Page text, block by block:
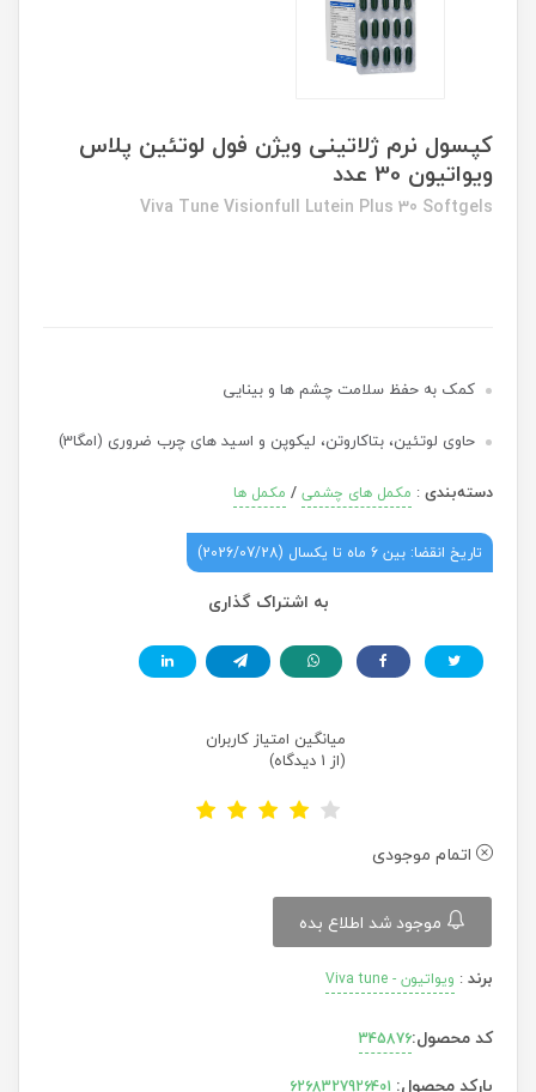
کپسول نرم ژلاتینی ویژن فول لوتئین پلاس
ویواتیون 30 عدد
Viva Tune Visionfull Lutein Plus 30 Softgels
کمک به حفظ سلامت چشم ها و بینایی
حاوی لوتئین، بتاکاروتن، لیکوپن و اسید های چرب ضروری (امگا3)
دسته‌بندی: مکمل های چشمی/ مکمل ها
تاریخ انقضا: بین 6 ماه تا یکسال (2026/07/28)
به اشتراک گذاری
میانگین امتیاز کاربران
(از 1 دیدگاه)
اتمام موجودی
موجود شد اطلاع بده
برند: ویواتیون - Viva tune
کد محصول:345876
بارکد محصول: